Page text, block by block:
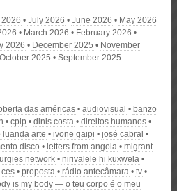
July 2026 June 2026
May 2026
March 2026
February 2026
2026
December 2025
November
October 2025
September 2025
das américas audiovisual
banzo
cplp dinis costa
direitos humanos
luanda arte
ivone gaipi
josé cabral
disco
letters from angola
migrant
network
nirivalele hi kuxwela
proposta rádio antecâmara
tv
is my body — o teu corpo é o meu